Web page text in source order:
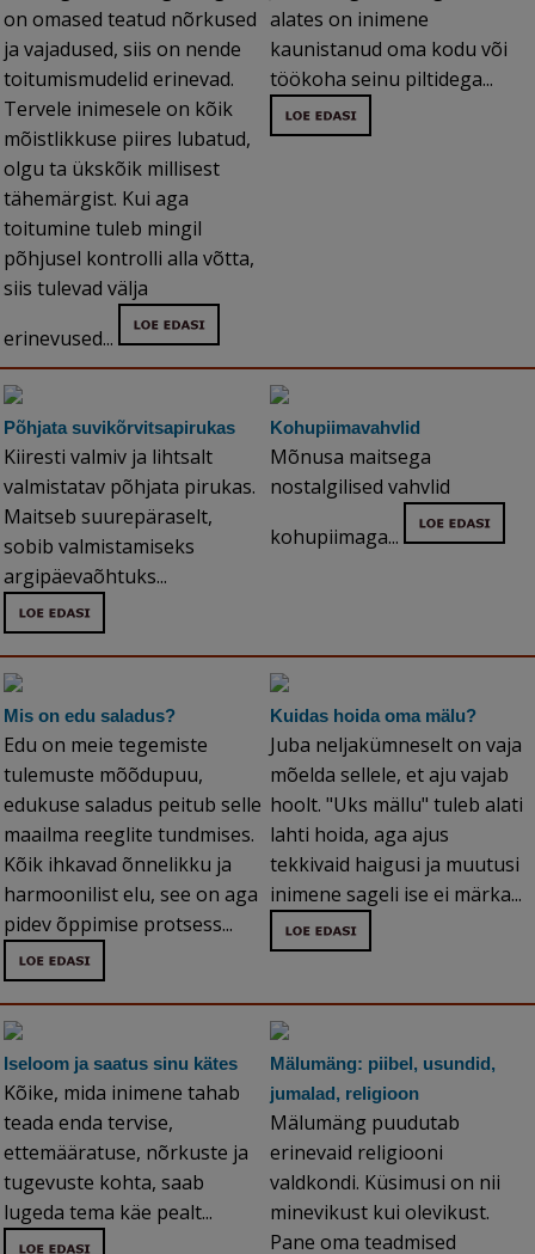
on omased teatud nõrkused
ja vajadused, siis on nende
toitumismudelid erinevad.
Tervele inimesele on kõik
mõistlikkuse piires lubatud,
olgu ta ükskõik millisest
tähemärgist. Kui aga
toitumine tuleb mingil
põhjusel kontrolli alla võtta,
siis tulevad välja
erinevused...
alates on inimene
kaunistanud oma kodu või
töökoha seinu piltidega...
Põhjata suvikõrvitsapirukas
Kiiresti valmiv ja lihtsalt
valmistatav põhjata pirukas.
Maitseb suurepäraselt,
sobib valmistamiseks
argipäevaõhtuks...
Kohupiimavahvlid
Mõnusa maitsega
nostalgilised vahvlid
kohupiimaga...
Mis on edu saladus?
Edu on meie tegemiste
tulemuste mõõdupuu,
edukuse saladus peitub selle
maailma reeglite tundmises.
Kõik ihkavad õnnelikku ja
harmoonilist elu, see on aga
pidev õppimise protsess...
Kuidas hoida oma mälu?
Juba neljakümneselt on vaja
mõelda sellele, et aju vajab
hoolt. "Uks mällu" tuleb alati
lahti hoida, aga ajus
tekkivaid haigusi ja muutusi
inimene sageli ise ei märka...
Iseloom ja saatus sinu kätes
Kõike, mida inimene tahab
teada enda tervise,
ettemääratuse, nõrkuste ja
tugevuste kohta, saab
lugeda tema käe pealt...
Mälumäng: piibel, usundid,
jumalad, religioon
Mälumäng puudutab
erinevaid religiooni
valdkondi. Küsimusi on nii
minevikust kui olevikust.
Pane oma teadmised